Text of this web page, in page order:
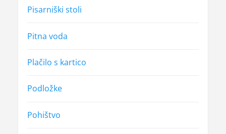
Pisarniški stoli
Pitna voda
Plačilo s kartico
Podložke
Pohištvo